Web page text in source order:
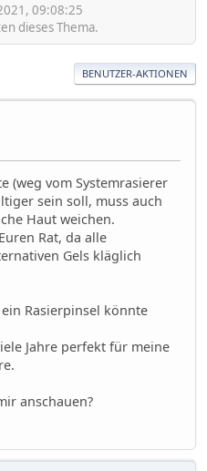
09:08:25
dieses Thema.
BENUTZER-AKTIONEN
(weg vom Systemrasierer
sein soll, muss auch
Haut weichen.
Rat, da alle
Gels kläglich
Rasierpinsel könnte
Jahre perfekt für meine
anschauen?